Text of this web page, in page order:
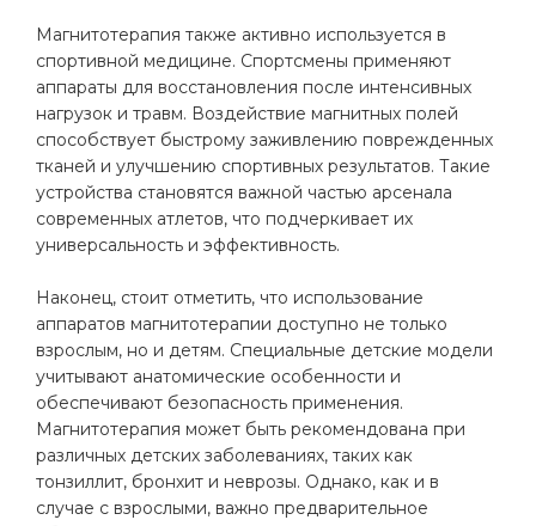
Магнитотерапия также активно используется в
спортивной медицине. Спортсмены применяют
аппараты для восстановления после интенсивных
нагрузок и травм. Воздействие магнитных полей
способствует быстрому заживлению поврежденных
тканей и улучшению спортивных результатов. Такие
устройства становятся важной частью арсенала
современных атлетов, что подчеркивает их
универсальность и эффективность.
Наконец, стоит отметить, что использование
аппаратов магнитотерапии доступно не только
взрослым, но и детям. Специальные детские модели
учитывают анатомические особенности и
обеспечивают безопасность применения.
Магнитотерапия может быть рекомендована при
различных детских заболеваниях, таких как
тонзиллит, бронхит и неврозы. Однако, как и в
случае с взрослыми, важно предварительное